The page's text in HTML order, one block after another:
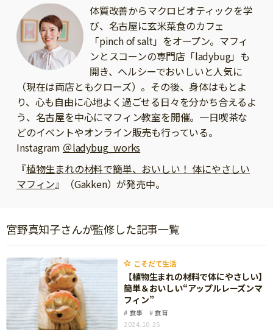
0歳
1歳
2歳
3歳
年中
年長
小学1年生
小学2年生
小学3年生
小学4年生
小学5年生
小学6年生
特集
こそだてニュース
イベント
ニュース
そだち＆まなび
ワーク・ドリル
幼稚園・保育園
科学・プログラミング
絵本・読み聞かせ
読書感想文
本・読書
運動・あそび・ゲーム
こそだて生活
住まい
ファッション・美容
行事・イベント
親子でいっしょに
人間関係
おでかけ
家族
料理
こそだてマンガ
体質改善からマクロビオティックを学
び、名古屋に玄米菜食のカフェ
「pinch of salt」をオープン。マフィ
ンとスコーンの専門店「ladybug」も
開き、ヘルシーでおいしいと人気に
（現在は両店ともクローズ）。その後、身体はもとよ
り、心も自由に心地よく過ごせる日々を分かち合えるよ
う、名古屋を中心にマフィン教室を開催。一日喫茶な
どのイベントやオンライン販売も行っている。
Instagram ＠ladybug_works
『植物生まれの材料で簡単、おいしい！ 体にやさしい
マフィン』（Gakken）が発売中。
宮野真知子さんが監修した記事一覧
こそだて生活
【植物生まれの材料で体にやさしい】
簡単＆おいしい“アップルレーズンマ
フィン”
食事
食育
2024.10.25